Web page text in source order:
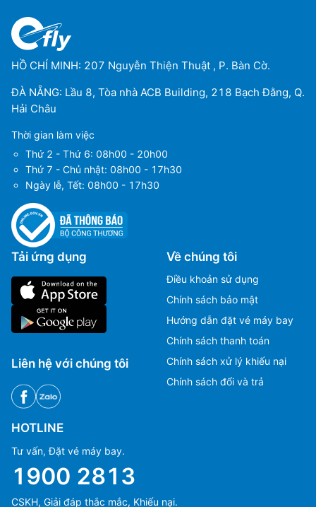
HỒ CHÍ MINH: 207 Nguyễn Thiện Thuật , P. Bàn Cờ.
ĐÀ NẴNG: Lầu 8, Tòa nhà ACB Building, 218 Bạch Đằng, Q.
Hải Châu
Thời gian làm việc
Thứ 2 - Thứ 6: 08h00 - 20h00
Thứ 7 - Chủ nhật: 08h00 - 17h30
Ngày lễ, Tết: 08h00 - 17h30
Tải ứng dụng
Liên hệ với chúng tôi
Về chúng tôi
Điều khoản sử dụng
Chính sách bảo mật
Hướng dẫn đặt vé máy bay
Chính sách thanh toán
Chính sách xử lý khiếu nại
Chính sách đổi và trả
HOTLINE
Tư vấn, Đặt vé máy bay.
1900 2813
CSKH, Giải đáp thắc mắc, Khiếu nại.